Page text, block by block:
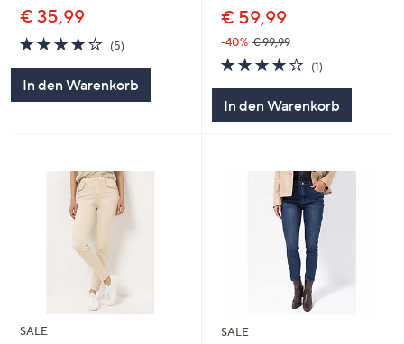
€ 35,99
4.2
von
(5)5
In den Warenkorb
€ 59,99
-40% € 99,99
4.0
von
(1)1
In den Warenkorb
SALE
SALE